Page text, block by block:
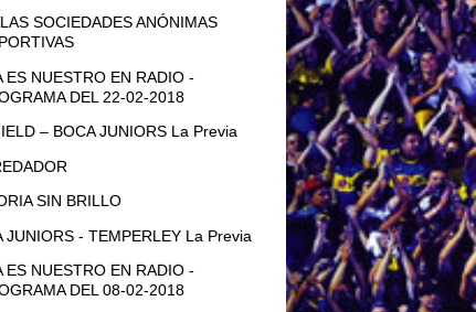
SOCIEDADES ANÓNIMAS
ES NUESTRO EN RADIO -
DEL 22-02-2018
– BOCA JUNIORS La Previa
SIN BRILLO
JUNIORS - TEMPERLEY La Previa
ES NUESTRO EN RADIO -
DEL 08-02-2018